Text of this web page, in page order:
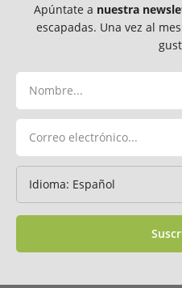
Apúntate a nuestra
escapadas. Una vez al